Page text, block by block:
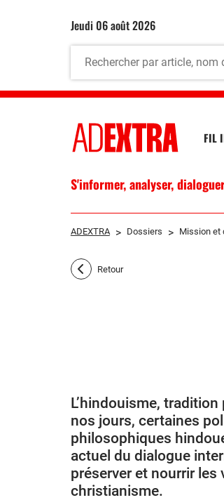
jeudi 06 août 2026
FIL
S'informer, analyser,
ADEXTRA > Dossiers > Mission et
Retour
L’hindouisme,
nos jours, certaines
philosophiques
actuel du dialogue
préserver et nourrir les
christianisme.